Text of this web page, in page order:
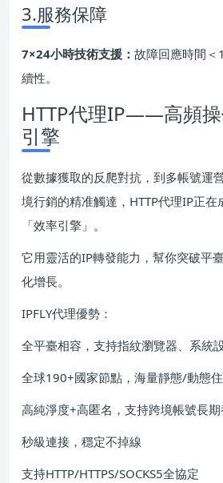
3.服務保障
7×24小時技術支援： 故障回應時間＜
續性。
HTTP代理IP——高頻
引擎
從數據獲取的反爬對抗，到多帳號運
境行銷的精准觸達，HTTP代理IP正在
「效率引擎」。
它用靈活的IP轉發能力，幫你突破平
化增長。
IPFLY代理優勢：
全平臺相容，支持指紋瀏覽器、系統
全球190+國家節點，海量靜態/動態
高純淨度+高匿名，支持跨境帳號長期
秒級連接，穩定不掉線
支持HTTP/HTTPS/SOCKS5全協定